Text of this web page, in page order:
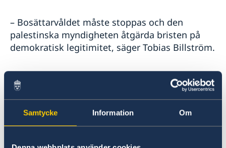
Samtycke Information Om
– Bosättarvåldet måste stoppas och den
palestinska myndigheten åtgärda bristen på
demokratisk legitimitet, säger Tobias Billström.
regeringens utrikespolitiska mål och
prioriteringar för året.
Fortsatt starkt stöd till Ukraina